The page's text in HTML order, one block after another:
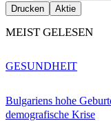
Drucken Aktie
MEIST GELESEN
Bulgariens hohe
demografische Krise
GESUNDHEIT